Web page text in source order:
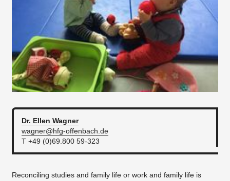
Dr. Ellen Wagner
wagner@hfg-offenbach.de
T +49 (0)69.800 59-323
Reconciling studies and family life or work and family life is